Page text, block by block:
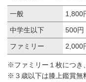
一般 1,800
中学生以下 500
ファミリー 2,000
※ファミリー１枚につき
※３歳以下は膝上鑑賞無